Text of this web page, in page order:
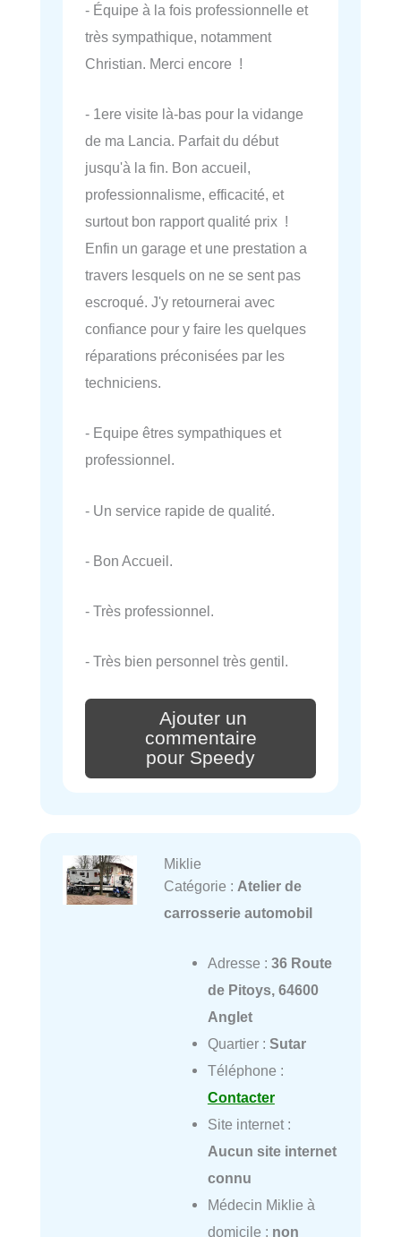
- Équipe à la fois professionnelle et
très sympathique, notamment
Christian. Merci encore !
- 1ere visite là-bas pour la vidange
de ma Lancia. Parfait du début
jusqu'à la fin. Bon accueil,
professionnalisme, efficacité, et
surtout bon rapport qualité prix !
Enfin un garage et une prestation a
travers lesquels on ne se sent pas
escroqué. J'y retournerai avec
confiance pour y faire les quelques
réparations préconisées par les
techniciens.
- Equipe êtres sympathiques et
professionnel.
- Un service rapide de qualité.
- Bon Accueil.
- Très professionnel.
- Très bien personnel très gentil.
Ajouter un
commentaire
pour Speedy
Miklie
Catégorie : Atelier de
carrosserie automobil
Adresse : 36 Route
de Pitoys, 64600
Anglet
Quartier : Sutar
Téléphone :
Contacter
Site internet :
Aucun site internet
connu
Médecin Miklie à
domicile : non